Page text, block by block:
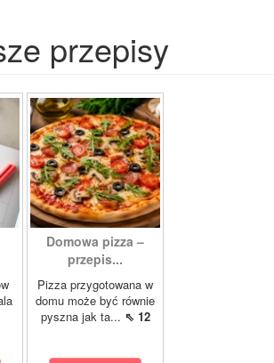
przepisy
Domowa pizza –
przepis...
Pizza przygotowana w
domu może być równie
pyszna jak ta... ⇖ 12